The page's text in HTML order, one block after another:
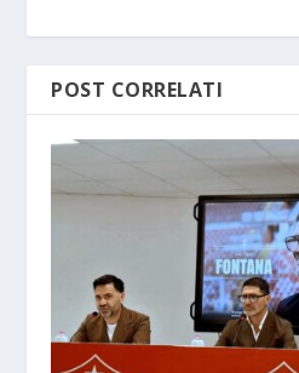
POST CORRELATI